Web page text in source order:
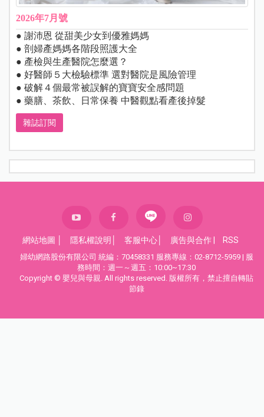
2026年7月號
● 謝沛恩 從甜美少女到優雅媽媽
● 剖婦產媽媽各階段照護大全
● 產檢與生產醫院怎麼選？
● 好醫師５大檢驗標準 選對醫院是風險管理
● 破解４個最常被誤解的寶寶安全感問題
● 藥膳、茶飲、日常保養 中醫觀點看產後掉髮
雜誌訂閱
網站地圖 隱私權說明 客服中心 廣告與合作 RSS
婦幼網路股份有限公司 統編：70458331 服務專線：02-8712-5959 | 服
務時間：週一～週五：10:00~17:30
Copyright © 嬰兒與母親. All rights reserved. 版權所有，禁止擅自轉貼
節錄